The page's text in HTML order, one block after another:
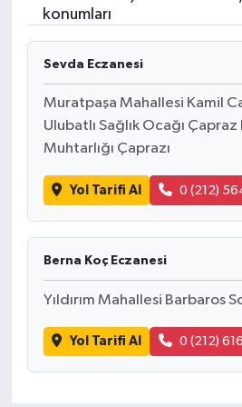
konumları
Sevda Eczanesi
Muratpaşa Mahallesi Kamil
Ulubatlı Sağlık Ocağı Çapraz
Muhtarlığı Çaprazı
Yol Tarifi Al 0 (212)
Berna Koç Eczanesi
Yıldırım Mahallesi Barbaros
Yol Tarifi Al 0 (212)
Gündem
Kültür Sanat
Magazin
Sağlık